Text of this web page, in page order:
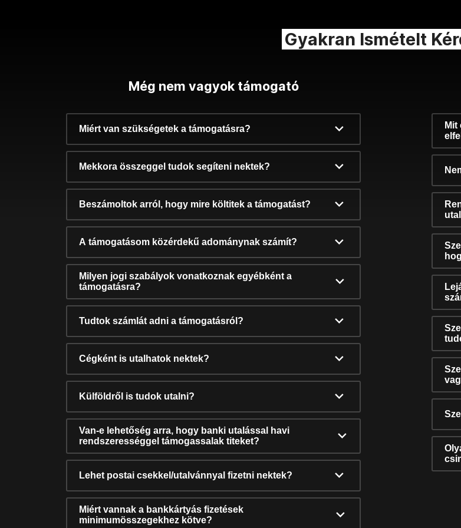
Gyakran Ismételt
Még nem vagyok támogató
Miért van szükségetek a támogatásra?
Mekkora összeggel tudok segíteni nektek?
Beszámoltok arról, hogy mire költitek a támogatást?
A támogatásom közérdekű adománynak számít?
Milyen jogi szabályok vonatkoznak egyébként a
támogatásra?
Tudtok számlát adni a támogatásról?
Cégként is utalhatok nektek?
Külföldről is tudok utalni?
Van-e lehetőség arra, hogy banki utalással havi
rendszerességgel támogassalak titeket?
Lehet postai csekkel/utalvánnyal fizetni nektek?
Miért vannak a bankkártyás fizetések
minimumösszegekhez kötve?